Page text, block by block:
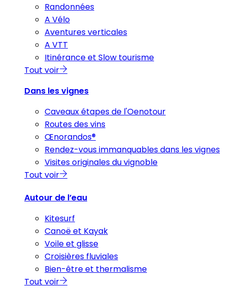
Randonnées
A Vélo
Aventures verticales
A VTT
Itinérance et Slow tourisme
Tout voir
Dans les vignes
Caveaux étapes de l'Oenotour
Routes des vins
Œnorandos®
Rendez-vous immanquables dans les vignes
Visites originales du vignoble
Tout voir
Autour de l’eau
Kitesurf
Canoë et Kayak
Voile et glisse
Croisières fluviales
Bien-être et thermalisme
Tout voir